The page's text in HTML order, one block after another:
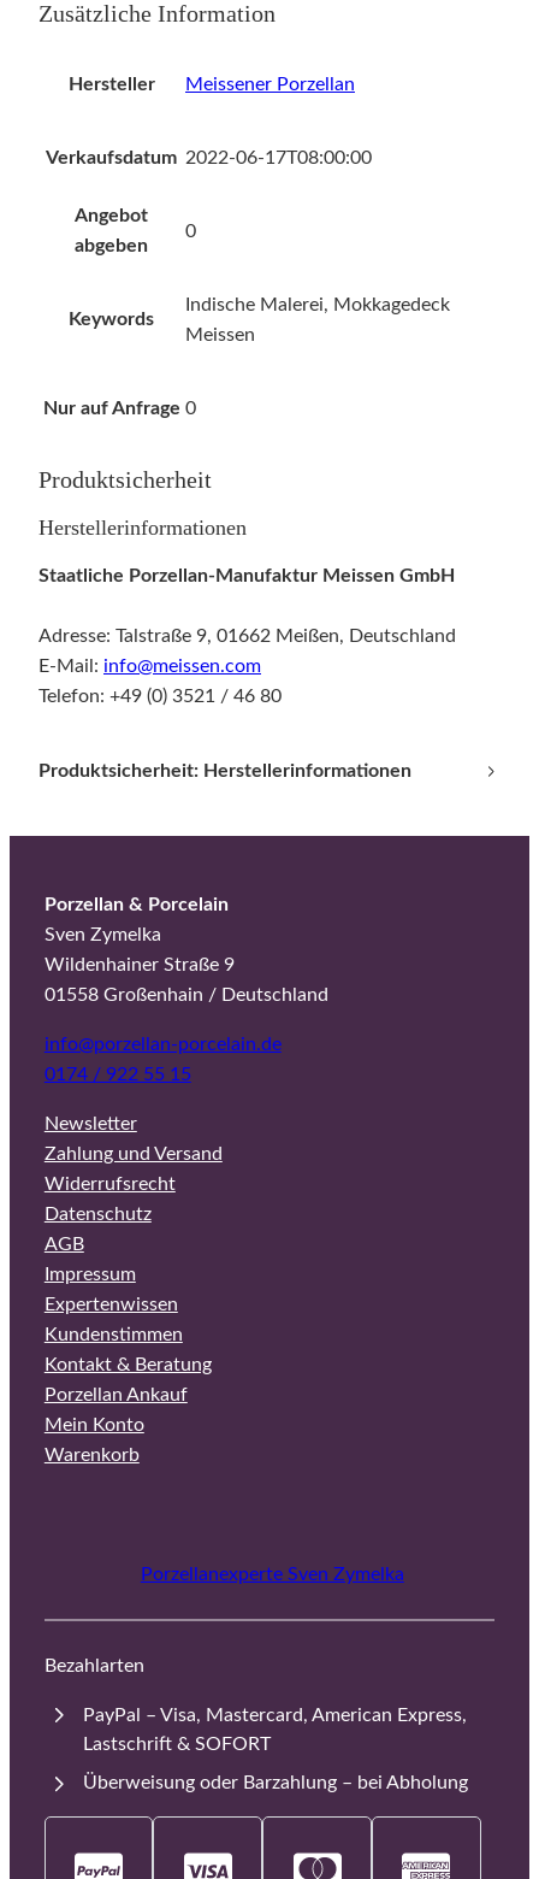
Zusätzliche Information
Hersteller Meissener Porzellan
Verkaufsdatum 2022-06-17T08:00:00
Angebot
abgeben
0
Keywords
Indische Malerei, Mokkagedeck
Meissen
Nur auf Anfrage 0
Produktsicherheit
Herstellerinformationen
Staatliche Porzellan-Manufaktur Meissen GmbH
Adresse: Talstraße 9, 01662 Meißen, Deutschland
E-Mail: info@meissen.com
Telefon: +49 (0) 3521 / 46 80
Produktsicherheit: Herstellerinformationen
Porzellan & Porcelain
Sven Zymelka
Wildenhainer Straße 9
01558 Großenhain / Deutschland
info@porzellan-porcelain.de
0174 / 922 55 15
Newsletter
Zahlung und Versand
Widerrufsrecht
Datenschutz
AGB
Impressum
Expertenwissen
Kundenstimmen
Kontakt & Beratung
Porzellan Ankauf
Mein Konto
Warenkorb
Porzellanexperte Sven Zymelka
Bezahlarten
PayPal – Visa, Mastercard, American Express,
Lastschrift & SOFORT
Überweisung oder Barzahlung – bei Abholung